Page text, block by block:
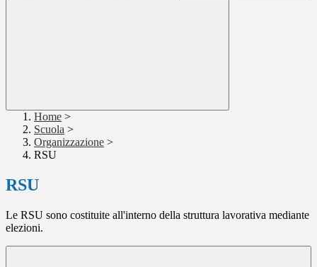
Home >
Scuola >
Organizzazione >
RSU
RSU
Le RSU sono costituite all'interno della struttura lavorativa mediante
elezioni.